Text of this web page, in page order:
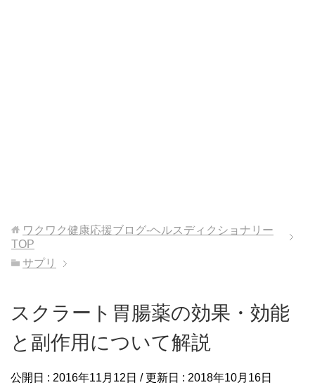
ワクワク健康応援ブログ-ヘルスディクショナリー
TOP
サプリ
スクラート胃腸薬の効果・効能
と副作用について解説
公開日 : 2016年11月12日 / 更新日 : 2018年10月16日